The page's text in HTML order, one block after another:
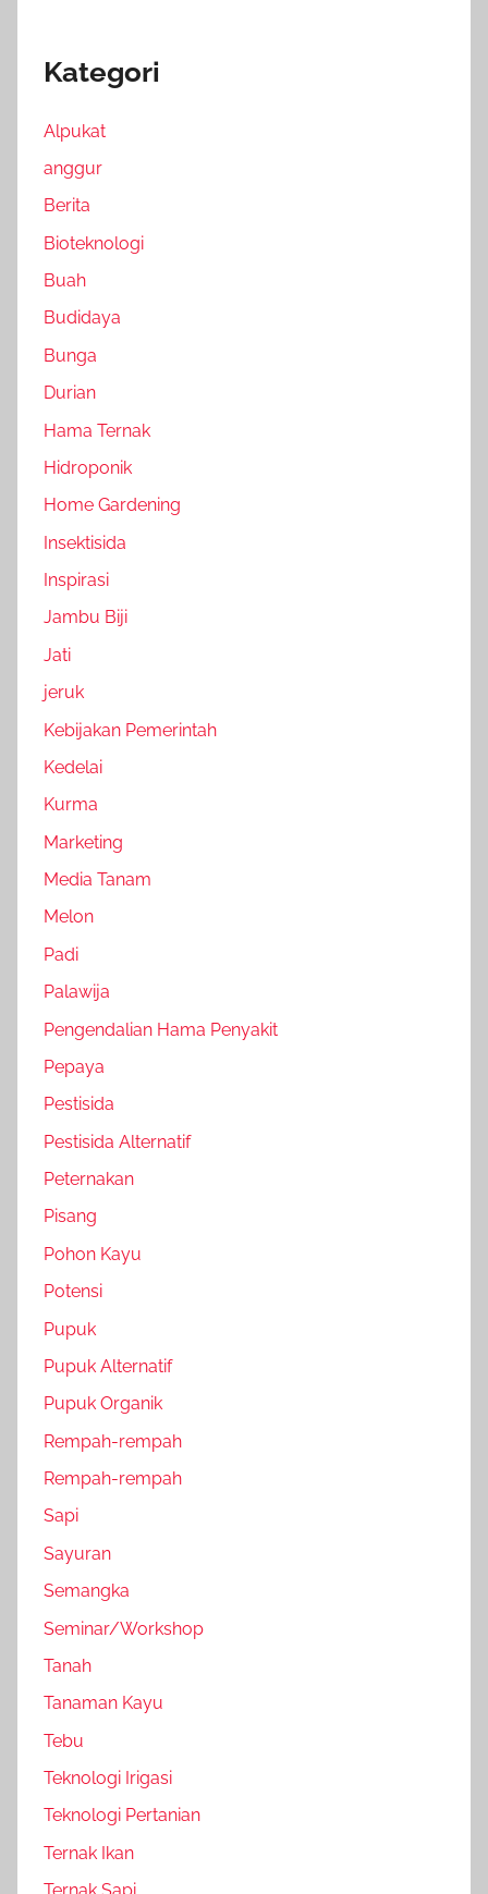
Kategori
Alpukat
anggur
Berita
Bioteknologi
Buah
Budidaya
Bunga
Durian
Hama Ternak
Hidroponik
Home Gardening
Insektisida
Inspirasi
Jambu Biji
Jati
jeruk
Kebijakan Pemerintah
Kedelai
Kurma
Marketing
Media Tanam
Melon
Padi
Palawija
Pengendalian Hama Penyakit
Pepaya
Pestisida
Pestisida Alternatif
Peternakan
Pisang
Pohon Kayu
Potensi
Pupuk
Pupuk Alternatif
Pupuk Organik
Rempah-rempah
Rempah-rempah
Sapi
Sayuran
Semangka
Seminar/Workshop
Tanah
Tanaman Kayu
Tebu
Teknologi Irigasi
Teknologi Pertanian
Ternak Ikan